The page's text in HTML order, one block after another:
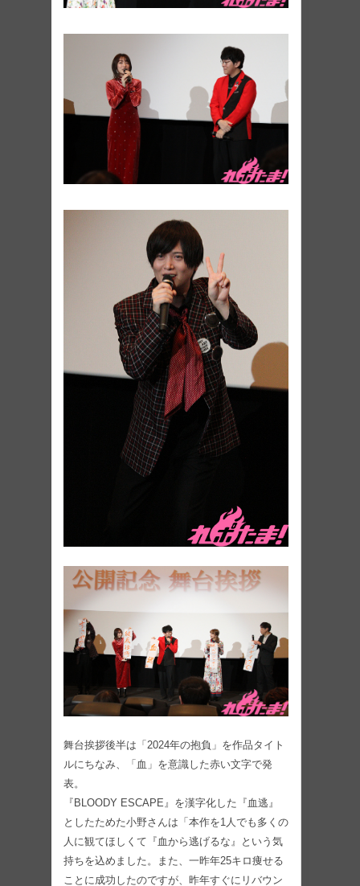
舞台挨拶後半は「2024年の抱負」を作品タイト
ルにちなみ、「血」を意識した赤い文字で発
表。
『BLOODY ESCAPE』を漢字化した『血逃』
としたためた小野さんは「本作を1人でも多くの
人に観てほしくて『血から逃げるな』という気
持ちを込めました。また、一昨年25キロ痩せる
ことに成功したのですが、昨年すぐにリバウン